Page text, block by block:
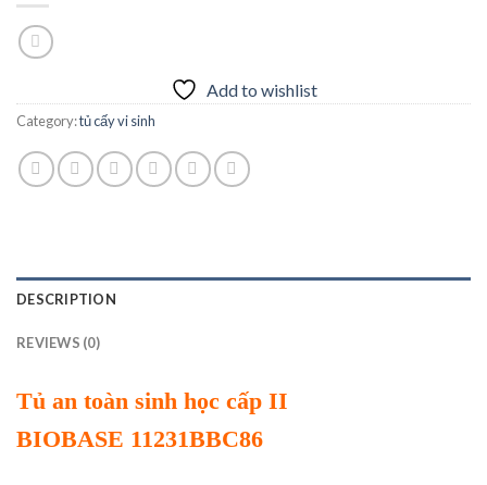
Add to wishlist
Category:tủ cấy vi sinh
DESCRIPTION
REVIEWS (0)
Tủ an toàn sinh học cấp II
BIOBASE 11231BBC86